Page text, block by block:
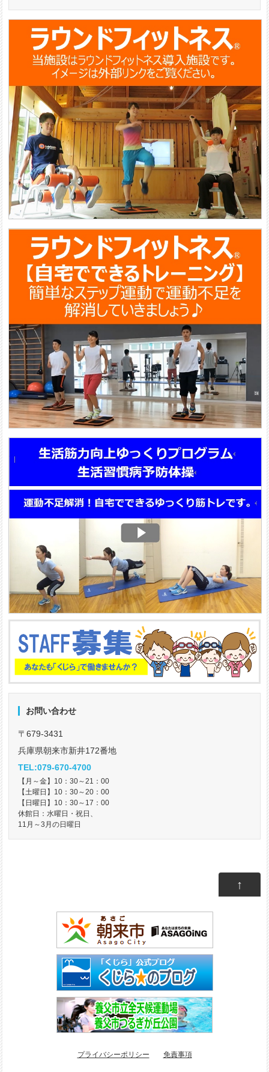
お問い合わせ
〒679-3431
兵庫県朝来市新井172番地
TEL:079-670-4700
【月～金】10：30～21：00
【土曜日】10：30～20：00
【日曜日】10：30～17：00
休館日：水曜日・祝日、
11月～3月の日曜日
↑
プライバシーポリシー 免責事項